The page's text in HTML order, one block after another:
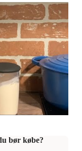
bør købe?